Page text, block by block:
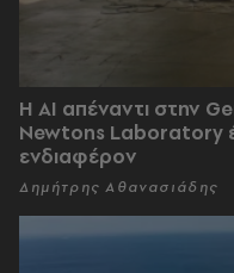
Η AI απέναντι στην
Newtons Laboratory
ενδιαφέρον
Δημήτρης Αθανασιάδης